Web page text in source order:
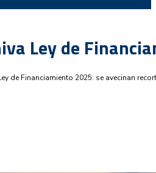
Ley de
de Financiamiento 2025: se avecinan